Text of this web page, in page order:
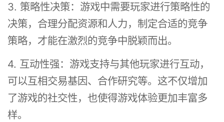
3. 策略性决策：游戏中需要玩家进行策略性的
决策，合理分配资源和人力，制定合适的竞争
策略，才能在激烈的竞争中脱颖而出。
4. 互动性强：游戏支持与其他玩家进行互动，
可以互相交易基因、合作研究等。这不仅增加
了游戏的社交性，也使得游戏体验更加丰富多
样。